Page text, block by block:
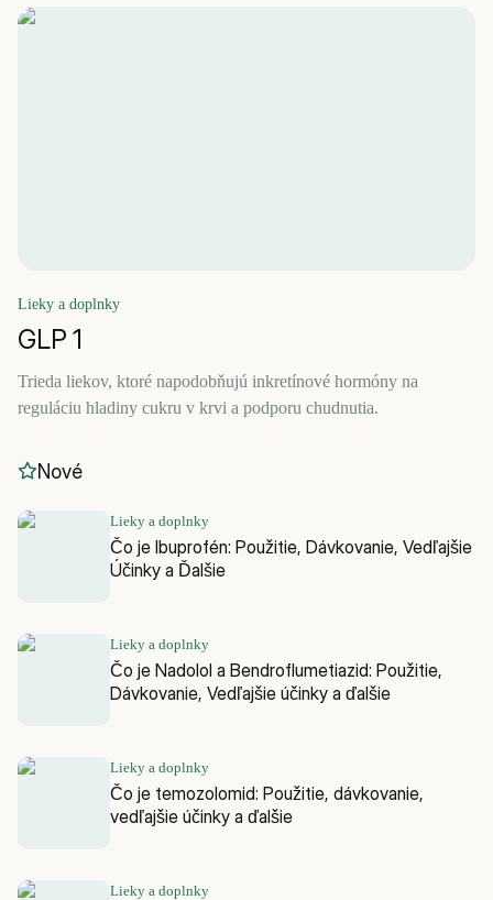
Lieky a doplnky
GLP 1
Trieda liekov, ktoré napodobňujú inkretínové hormóny na
reguláciu hladiny cukru v krvi a podporu chudnutia.
Nové
Lieky a doplnky
Čo je Ibuprofén: Použitie, Dávkovanie, Vedľajšie
Účinky a Ďalšie
Lieky a doplnky
Čo je Nadolol a Bendroflumetiazid: Použitie,
Dávkovanie, Vedľajšie účinky a ďalšie
Lieky a doplnky
Čo je temozolomid: Použitie, dávkovanie,
vedľajšie účinky a ďalšie
Lieky a doplnky